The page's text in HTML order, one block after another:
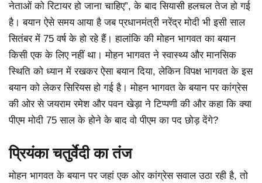
नेताओं को रिटायर हो जाना चाहिए”, के बाद सियासी हलचल तेज हो गई
है। बयान ऐसे समय आया है जब प्रधानमंत्री नरेंद्र मोदी भी इसी साल
सितंबर में 75 वर्ष के हो रहे हैं। हालांकि की मोहन भागवत का बयान
किसी एक के लिए नहीं था। मोहन भागवत ने स्वास्थ्य और मानसिक
स्थिति को ध्यान में रखकर ऐसा बयान दिया, लेकिन विपक्ष भागवत के इस
बयान को लेकर सिरियस हो गई है। मोहन भागवत के बयान पर कांग्रेस
की ओर से जयराम रमेश और पवन खेड़ा ने टिप्पणी की और कहा कि क्या
पीएम मोदी 75 साल के होने के बाद वो पीएम का पद छोड़ देंगे?
प्रियंका चतुर्वेदी का तंज
मोहन भागवत के बयान पर जहां एक ओर कांग्रेस सवाल उठा रही है, तो